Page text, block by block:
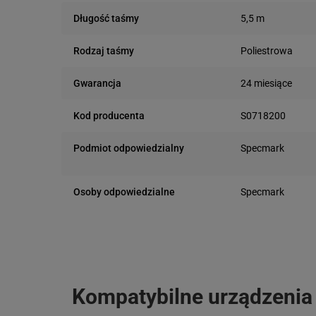
Długość taśmy 5,5 m
Rodzaj taśmy Poliestrowa
Gwarancja 24 miesiące
Kod producenta S0718200
Podmiot odpowiedzialny
Specmark
telefon:
Osoby odpowiedzialne
Specmark
Kompatybilne urządzenia